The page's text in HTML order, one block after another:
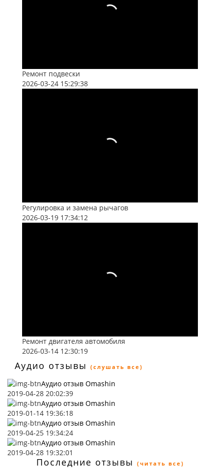
Ремонт подвески
2026-03-24 15:29:38
Регулировка и замена рычагов
2026-03-19 17:34:12
Ремонт двигателя автомобиля
2026-03-14 12:30:19
Аудио отзывы (слушать все)
Аудио отзыв Omashin
2019-04-28 20:02:39
Аудио отзыв Omashin
2019-01-14 19:36:18
Аудио отзыв Omashin
2019-04-25 19:34:24
Аудио отзыв Omashin
2019-04-28 19:32:01
Последние отзывы (читать все)